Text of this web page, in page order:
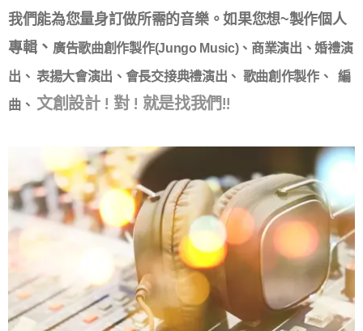
我們能為您量身訂做所需的音樂。如果您想~製作個人
專輯、 廣告歌曲創作製作(Jungo Music)、商業演出、婚禮演
出、 表揚大會演出、會長交接典禮演出、 歌曲創作製作、 編
曲、 文創設計 ! 對 ! 就是找我們!!